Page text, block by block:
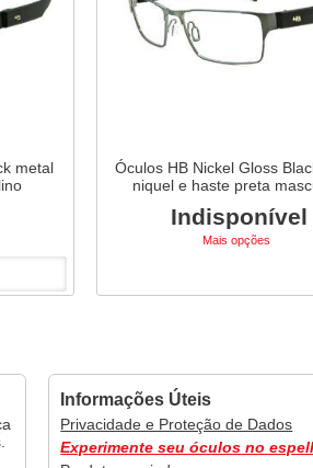
metal
Óculos HB Nickel Gloss
niquel e haste preta
Indisponível
Mais opções
Informações Úteis
Privacidade e Proteção de Dados
Experimente seu óculos no